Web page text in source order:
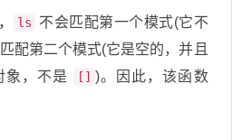
ls
不会匹配第一个模式(它不
配第二个模式(它是空的，并且
象，不是 [] )。因此，该函数